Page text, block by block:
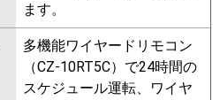
ます。
多機能ワイヤードリモコン
（CZ-10RT5C）で24時間の
スケジュール運転、ワイヤ